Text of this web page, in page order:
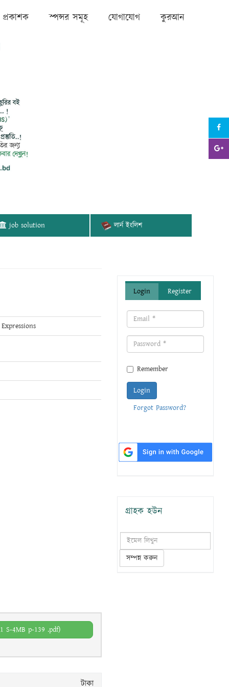
প্রকাশক স্পন্সর সমূহ যোগাযোগ কুরআন
job solution লার্ন ইংলিশ
S-4MB p-139 .pdf)
টাকা
Login Register
Remember
Login
Forgot Password?
গ্রাহক হউন
সম্পন্ন করুন